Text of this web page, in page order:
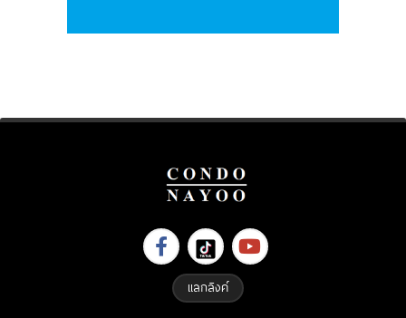
แลกลิงค์